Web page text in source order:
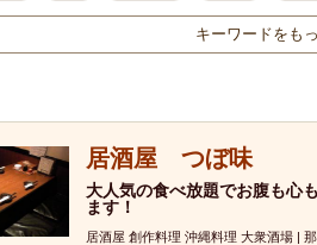
一人飲み 誕生日
み コスパ最高 肉料理 模合 イ
業
産魚 焼鳥 忘年会コース レモン
落ち着いた空間 4000円台コース
鮮魚 大衆酒場 ノンアルコール
焼酎
キーワードをも
居酒屋 つぼ味
大人気の食べ放題でお腹も心
ます！
居酒屋 創作料理 沖縄料理 大衆酒場 |